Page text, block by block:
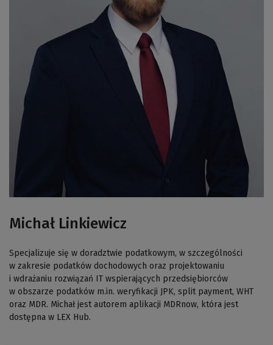
Michał Linkiewicz
Specjalizuje się w doradztwie podatkowym, w szczególności
w zakresie podatków dochodowych oraz projektowaniu
i wdrażaniu rozwiązań IT wspierających przedsiębiorców
w obszarze podatków m.in. weryfikacji JPK, split payment, WHT
oraz MDR. Michał jest autorem aplikacji MDRnow, która jest
dostępna w LEX Hub.